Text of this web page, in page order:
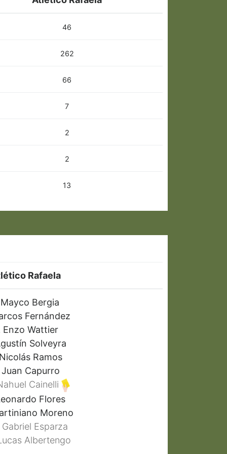
46
262
66
7
2
2
13
Rafaela
Mayco Bergia
Fernández
Enzo Wattier
Solveyra
Nicolás Ramos
Juan Capurro
Cainelli
Flores
Moreno
Gabriel Esparza
Albertengo